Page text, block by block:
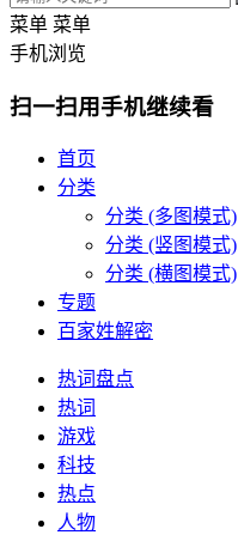
菜单 菜单
手机浏览
扫一扫用手机继续看
首页
分类
分类 (多图模式)
分类 (竖图模式)
分类 (横图模式)
专题
百家姓解密
热词盘点
热词
游戏
科技
热点
人物